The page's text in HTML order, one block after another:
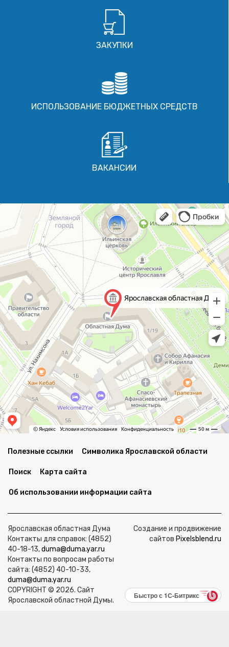
ЗАКУПКИ
ИСПОЛЬЗОВАНИЕ БЮДЖЕТНЫХ СРЕДСТВ
ВАКАНСИИ
Полезные ссылки Символика Ярославской области
Поиск Карта сайта
Об использовании информации сайта
Ярославская областная Дума
Контакты для справок: (4852)
40-18-13,duma@duma.yar.ru
Контакты по вопросам работы
сайта: (4852) 40-10-33,
duma@duma.yar.ru
COPYRIGHT © 2026. Сайт
Ярославской областной Думы.
Создание и продвижение
сайтов Pixelsblend.ru
Быстро с 1С-Битрикс